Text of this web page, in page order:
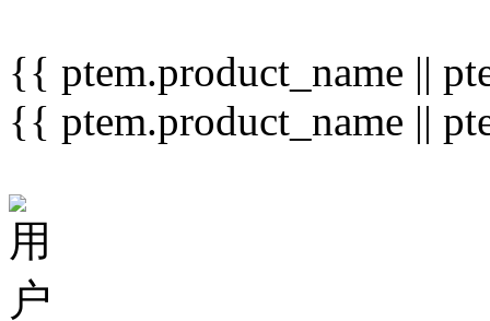
{{ ptem.product_name ||
{{ ptem.product_name ||